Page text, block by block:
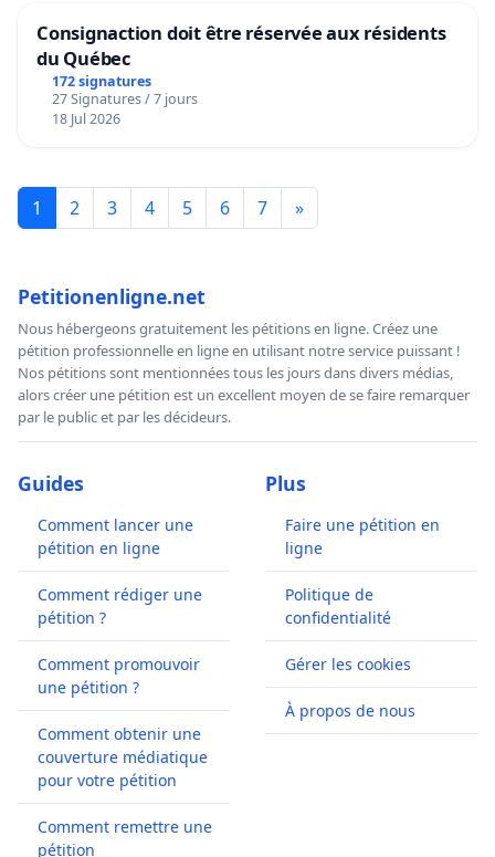
Consignaction doit être réservée aux résidents
du Québec
172 signatures
27 Signatures / 7 jours
18 Jul 2026
1 2 3 4 5 6 7 »
Petitionenligne.net
Nous hébergeons gratuitement les pétitions en ligne. Créez une
pétition professionnelle en ligne en utilisant notre service puissant !
Nos pétitions sont mentionnées tous les jours dans divers médias,
alors créer une pétition est un excellent moyen de se faire remarquer
par le public et par les décideurs.
Guides
Comment lancer une
pétition en ligne
Comment rédiger une
pétition ?
Comment promouvoir
une pétition ?
Comment obtenir une
couverture médiatique
pour votre pétition
Comment remettre une
pétition
Plus
Faire une pétition en
ligne
Politique de
confidentialité
Gérer les cookies
À propos de nous